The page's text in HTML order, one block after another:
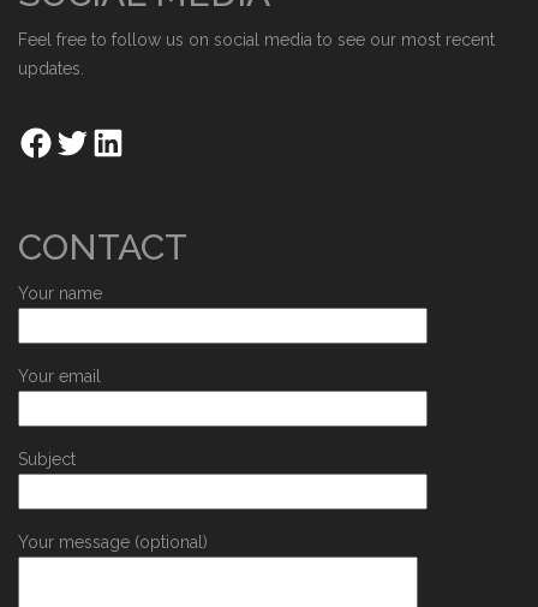
Feel free to follow us on social media to see our most recent
updates.
CONTACT
Your name
Your email
Subject
Your message (optional)